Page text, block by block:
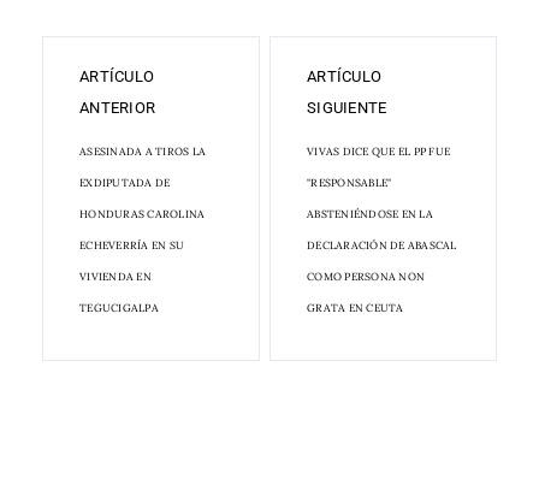
ARTÍCULO
ANTERIOR
ASESINADA A TIROS LA
EXDIPUTADA DE
HONDURAS CAROLINA
ECHEVERRÍA EN SU
VIVIENDA EN
TEGUCIGALPA
ARTÍCULO
SIGUIENTE
VIVAS DICE QUE EL PP FUE
"RESPONSABLE"
ABSTENIÉNDOSE EN LA
DECLARACIÓN DE ABASCAL
COMO PERSONA NON
GRATA EN CEUTA